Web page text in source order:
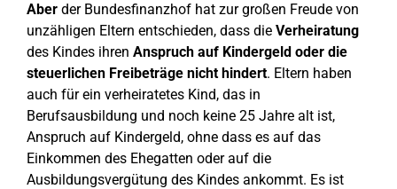
Aber der Bundesfinanzhof hat zur großen Freude von
unzähligen Eltern entschieden, dass die Verheiratung
des Kindes ihren Anspruch auf Kindergeld oder die
steuerlichen Freibeträge nicht hindert. Eltern haben
auch für ein verheiratetes Kind, das in
Berufsausbildung und noch keine 25 Jahre alt ist,
Anspruch auf Kindergeld, ohne dass es auf das
Einkommen des Ehegatten oder auf die
Ausbildungsvergütung des Kindes ankommt. Es ist